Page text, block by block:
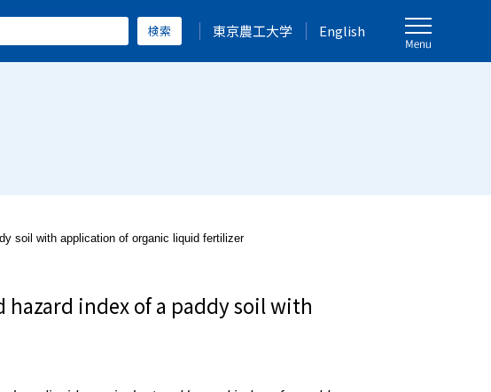
東京農工大学 English
soil with application of organic liquid fertilizer
index of a paddy soil with